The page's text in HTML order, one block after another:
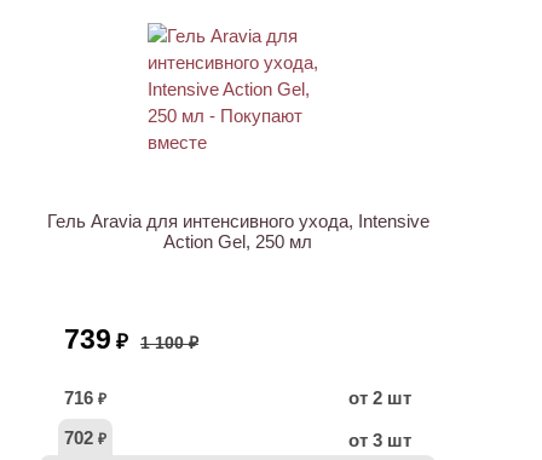
Гель Aravia для интенсивного ухода, Intensive
Action Gel, 250 мл
739 ₽ 1 100 ₽
716 ₽
от 2 шт
702 ₽ от 3 шт